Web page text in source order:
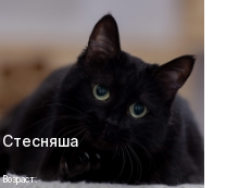
Стесняша
Возраст: